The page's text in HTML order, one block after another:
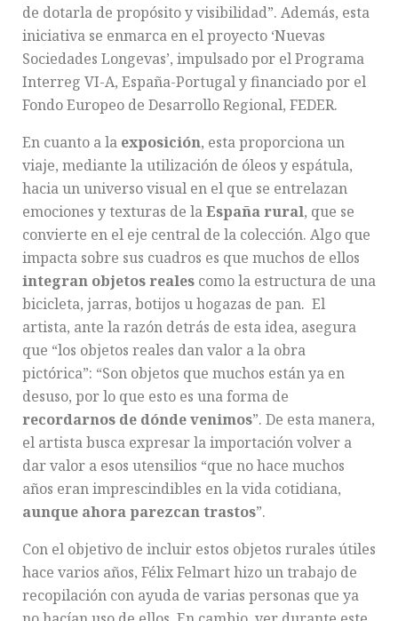
de dotarla de propósito y visibilidad”. Además, esta
iniciativa se enmarca en el proyecto ‘Nuevas
Sociedades Longevas’, impulsado por el Programa
Interreg VI-A, España-Portugal y financiado por el
Fondo Europeo de Desarrollo Regional, FEDER.
En cuanto a la exposición, esta proporciona un
viaje, mediante la utilización de óleos y espátula,
hacia un universo visual en el que se entrelazan
emociones y texturas de laEspaña rural, que se
convierte en el eje central de la colección. Algo que
impacta sobre sus cuadros es que muchos de ellos
integran objetos reales como la estructura de una
bicicleta, jarras, botijos u hogazas de pan. El
artista, ante la razón detrás de esta idea, asegura
que “los objetos reales dan valor a la obra
pictórica”: “Son objetos que muchos están ya en
desuso, por lo que esto es una forma de
recordarnos de dónde venimos”. De esta manera,
el artista busca expresar la importación volver a
dar valor a esos utensilios “que no hace muchos
años eran imprescindibles en la vida cotidiana,
aunque ahora parezcan trastos”.
Con el objetivo de incluir estos objetos rurales útiles
hace varios años, Félix Felmart hizo un trabajo de
recopilación con ayuda de varias personas que ya